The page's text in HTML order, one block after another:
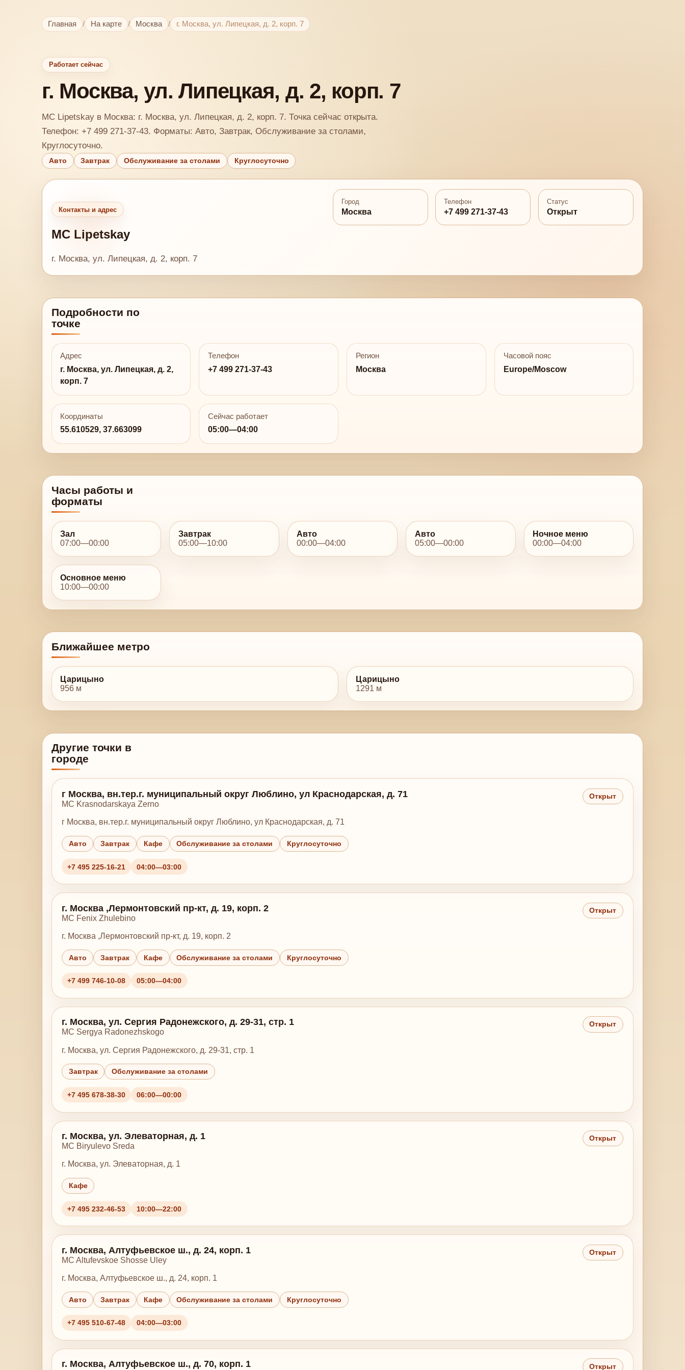
Главная / На карте / Москва / г. Москва, ул. Липецкая, д. 2, корп. 7
Работает сейчас
г. Москва, ул. Липецкая, д. 2, корп. 7
MC Lipetskay в Москва: г. Москва, ул. Липецкая, д. 2, корп. 7. Точка сейчас открыта.
Телефон: +7 499 271-37-43. Форматы: Авто, Завтрак, Обслуживание за столами,
Круглосуточно.
Авто Завтрак Обслуживание за столами Круглосуточно
Контакты и адрес
MC Lipetskay
г. Москва, ул. Липецкая, д. 2, корп. 7
Город
Москва
Телефон
+7 499 271-37-43
Статус
Открыт
Подробности по
точке
Адрес
г. Москва, ул. Липецкая, д. 2,
корп. 7
Телефон
+7 499 271-37-43
Регион
Москва
Часовой пояс
Europe/Moscow
Координаты
55.610529, 37.663099
Сейчас работает
05:00—04:00
Часы работы и
форматы
Зал
07:00—00:00
Завтрак
05:00—10:00
Авто
00:00—04:00
Авто
05:00—00:00
Ночное меню
00:00—04:00
Основное меню
10:00—00:00
Ближайшее метро
Царицыно
956 м
Царицыно
1291 м
Другие точки в
городе
г Москва, вн.тер.г. муниципальный округ Люблино, ул Краснодарская, д. 71
MC Krasnodarskaya Zerno
Открыт
г Москва, вн.тер.г. муниципальный округ Люблино, ул Краснодарская, д. 71
Авто Завтрак Кафе Обслуживание за столами Круглосуточно
+7 495 225-16-21 04:00—03:00
г. Москва ,Лермонтовский пр-кт, д. 19, корп. 2
MC Fenix Zhulebino
Открыт
г. Москва ,Лермонтовский пр-кт, д. 19, корп. 2
Авто Завтрак Кафе Обслуживание за столами Круглосуточно
+7 499 746-10-08 05:00—04:00
г. Москва, ул. Сергия Радонежского, д. 29-31, стр. 1
MC Sergya Radonezhskogo
Открыт
г. Москва, ул. Сергия Радонежского, д. 29-31, стр. 1
Завтрак Обслуживание за столами
+7 495 678-38-30 06:00—00:00
г. Москва, ул. Элеваторная, д. 1
MC Biryulevo Sreda
Открыт
г. Москва, ул. Элеваторная, д. 1
Кафе
+7 495 232-46-53 10:00—22:00
г. Москва, Алтуфьевское ш., д. 24, корп. 1
MC Altufevskoe Shosse Uley
Открыт
г. Москва, Алтуфьевское ш., д. 24, корп. 1
Авто Завтрак Кафе Обслуживание за столами Круглосуточно
+7 495 510-67-48 04:00—03:00
г. Москва, Алтуфьевское ш., д. 70, корп. 1 Открыт